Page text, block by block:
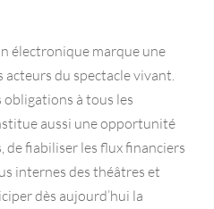
électronique marque une
du spectacle vivant.
obligations à tous les
aussi une opportunité
fiabiliser les flux financiers
internes des théâtres et
dès aujourd’hui la